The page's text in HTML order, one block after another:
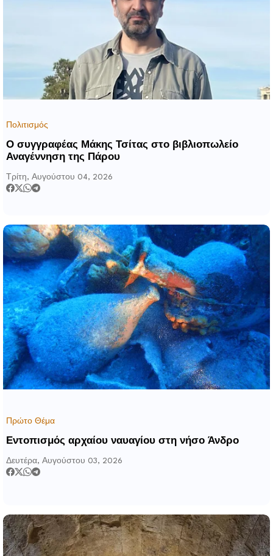
Πολιτισμός
Ο συγγραφέας Μάκης Τσίτας στο βιβλιοπωλείο
Αναγέννηση της Πάρου
Τρίτη, Αυγούστου 04, 2026
Πρώτο Θέμα
Εντοπισμός αρχαίου ναυαγίου στη νήσο Άνδρο
Δευτέρα, Αυγούστου 03, 2026